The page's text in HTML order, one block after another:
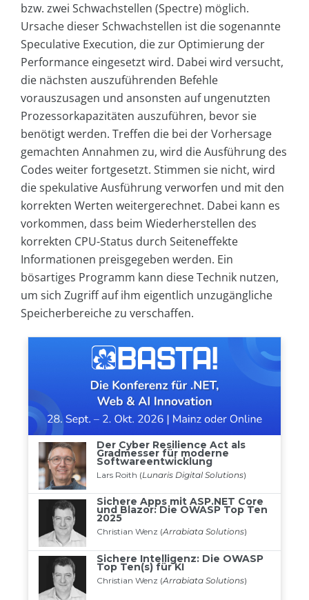
bzw. zwei Schwachstellen (Spectre) möglich.
Ursache dieser Schwachstellen ist die sogenannte
Speculative Execution, die zur Optimierung der
Performance eingesetzt wird. Dabei wird versucht,
die nächsten auszuführenden Befehle
vorauszusagen und ansonsten auf ungenutzten
Prozessorkapazitäten auszuführen, bevor sie
benötigt werden. Treffen die bei der Vorhersage
gemachten Annahmen zu, wird die Ausführung des
Codes weiter fortgesetzt. Stimmen sie nicht, wird
die spekulative Ausführung verworfen und mit den
korrekten Werten weitergerechnet. Dabei kann es
vorkommen, dass beim Wiederherstellen des
korrekten CPU-Status durch Seiteneffekte
Informationen preisgegeben werden. Ein
bösartiges Programm kann diese Technik nutzen,
um sich Zugriff auf ihm eigentlich unzugängliche
Speicherbereiche zu verschaffen.